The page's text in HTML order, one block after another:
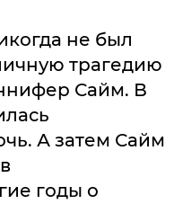
не был
трагедию
Сайм. В
А затем Сайм
годы о